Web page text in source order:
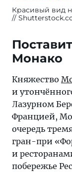
Красивый вид
Монако
Княжество
и
Лазурном
Францией,
очередь
гран-при
и
побережье